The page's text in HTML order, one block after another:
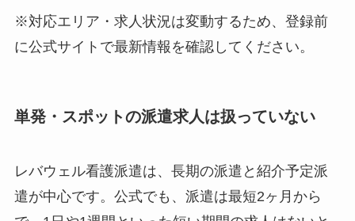
※対応エリア・求人状況は変動するため、登録前
に公式サイトで最新情報を確認してください。
単発・スポットの派遣求人は扱っていない
レバウェル看護派遣は、長期の派遣と紹介予定派
遣が中心です。公式でも、派遣は最短2ヶ月から